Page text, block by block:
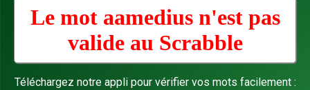
Le mot aamedius n'est pas
valide au Scrabble
Téléchargez notre appli pour vérifier vos mots facilement :